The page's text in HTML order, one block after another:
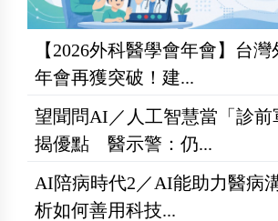
【2026外科醫學會年會】台
年會再獲突破！建...
望聞問AI／人工智慧當「診前
揭優點 醫示警：仍...
AI陪病時代2／AI能助力醫病
析如何善用科技...